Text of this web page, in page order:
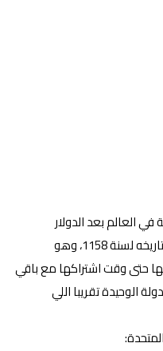
في العالم بعد الدولار
الأمريكي واليورو والين الياباني، ويرجع تاريخه لسنة 1158، وهو
حتى وقت اشتراكها مع باقي
الوحيدة تقريبا اللي